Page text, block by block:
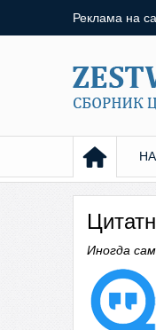
Реклама на
Иногда